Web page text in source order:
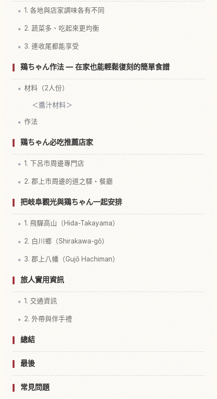
1. 各地與店家調味各有不同
2. 蔬菜多、吃起來更均衡
3. 連收尾都能享受
鶏ちゃん作法 — 在家也能輕鬆復刻的簡單食譜
材料（2人份）
＜醬汁材料＞
作法
鶏ちゃん必吃推薦店家
1. 下呂市周邊專門店
2. 郡上市周邊的道之驛・餐廳
把岐阜觀光與鶏ちゃん一起安排
1. 飛驒高山（Hida-Takayama）
2. 白川鄉（Shirakawa-gō）
3. 郡上八幡（Gujō Hachiman）
旅人實用資訊
1. 交通資訊
2. 外帶與伴手禮
總結
最後
常見問題